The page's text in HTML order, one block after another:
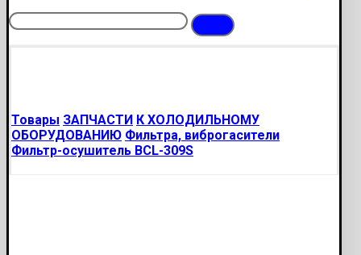
Товары ЗАПЧАСТИ К ХОЛОДИЛЬНОМУ
ОБОРУДОВАНИЮ Фильтра, виброгасители
Фильтр-осушитель BCL-309S